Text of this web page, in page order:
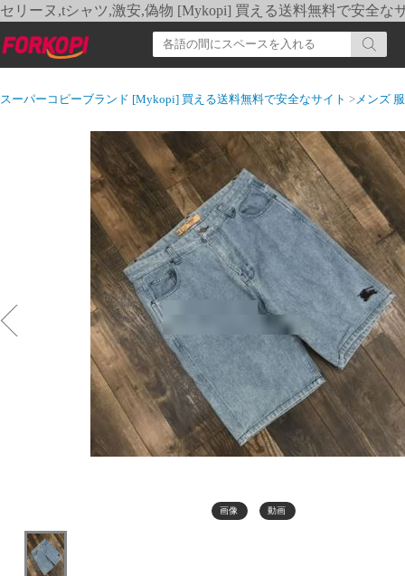
セリーヌ,tシャツ,激安,偽物 [Mykopi] 買える送料無料で安全な
スーパーコピーブランド [Mykopi] 買える送料無料で安全なサイト >メンズ 服
画像 動画